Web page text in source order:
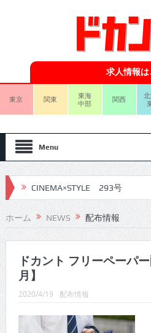
求人情報
東京 関東
東海
中部
関西
Menu
CINEMA×STYLE 293号
CINEMA×STYLE 292号
CINEMA×STYLE 291号
CINEMA×STYLE 290号
CINEMA×STYLE 289号
CINEMA×STYLE 287号
ホーム NEWS 配布情報
ドカント フリーペーパ
月】
2020/4/19 配布情報